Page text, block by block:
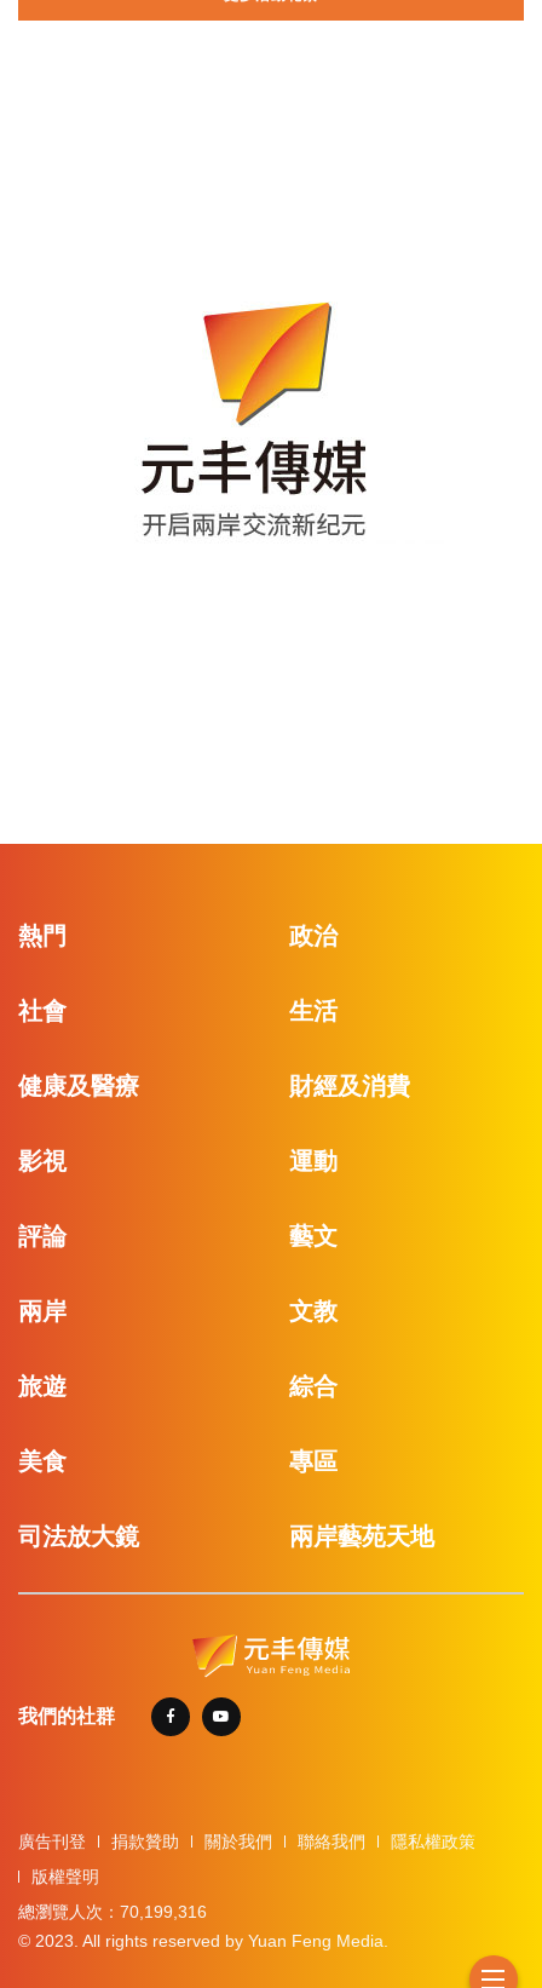
熱門 政治
社會 生活
健康及醫療 財經及消費
影視 運動
評論 藝文
兩岸 文教
旅遊 綜合
美食 專區
司法放大鏡 兩岸藝苑天地
我們的社群
廣告刊登 捐款贊助 關於我們 聯絡我們
隱私權政策
版權聲明
總瀏覽人次：70,199,316
© 2023. All rights reserved by Yuan Feng Media.